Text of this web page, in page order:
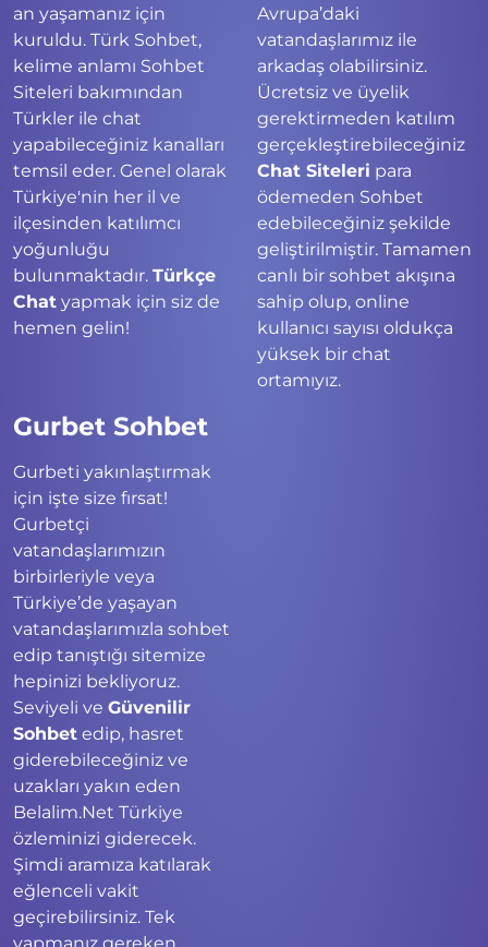
an yaşamanız için
kuruldu. Türk Sohbet,
kelime anlamı Sohbet
Siteleri bakımından
Türkler ile chat
yapabileceğiniz kanalları
temsil eder. Genel olarak
Türkiye'nin her il ve
ilçesinden katılımcı
yoğunluğu
bulunmaktadır. Türkçe
Chat yapmak için siz de
hemen gelin!
Avrupa’daki
vatandaşlarımız ile
arkadaş olabilirsiniz.
Ücretsiz ve üyelik
gerektirmeden katılım
gerçekleştirebileceğiniz
Chat Siteleri para
ödemeden Sohbet
edebileceğiniz şekilde
geliştirilmiştir. Tamamen
canlı bir sohbet akışına
sahip olup, online
kullanıcı sayısı oldukça
yüksek bir chat
ortamıyız.
Gurbet Sohbet
Gurbeti yakınlaştırmak
için işte size fırsat!
Gurbetçi
vatandaşlarımızın
birbirleriyle veya
Türkiye’de yaşayan
vatandaşlarımızla sohbet
edip tanıştığı sitemize
hepinizi bekliyoruz.
Seviyeli ve Güvenilir
Sohbet edip, hasret
giderebileceğiniz ve
uzakları yakın eden
Belalim.Net Türkiye
özleminizi giderecek.
Şimdi aramıza katılarak
eğlenceli vakit
geçirebilirsiniz. Tek